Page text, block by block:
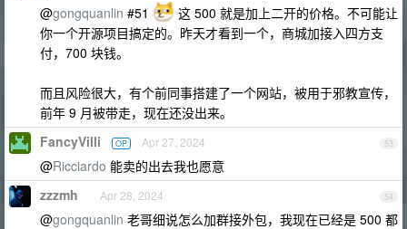
@gongquanlin #51
这 500 就是加上二开的价格。不可能让
你一个开源项目搞定的。昨天才看到一个，商城加接入四方支
付，700 块钱。
而且风险很大，有个前同事搭建了一个网站，被用于邪教宣传，
前年 9 月被带走，现在还没出来。
53
FancyVilli OP Apr 27, 2024
@Ricciardo 能卖的出去我也愿意
54
zzzmh Apr 28, 2024
@gongquanlin 老哥细说怎么加群接外包，我现在已经是 500 都